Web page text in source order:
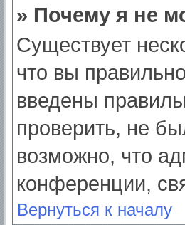
» Почему я не
Существует
что вы
введены
проверить, не
возможно, что
конференции,
Вернуться к началу